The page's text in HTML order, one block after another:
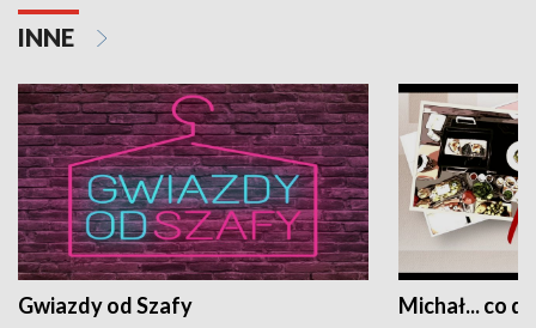
INNE
Gwiazdy od Szafy Michał... co